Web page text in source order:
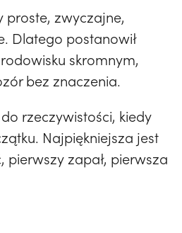
proste, zwyczajne,
Dlatego postanowił
skromnym,
bez znaczenia.
rzeczywistości, kiedy
Najpiękniejsza jest
pierwszy zapał, pierwsza